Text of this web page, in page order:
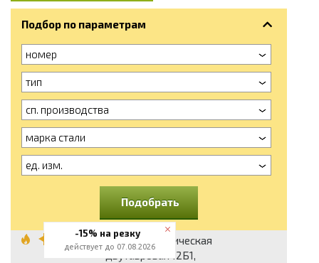
Подбор по параметрам
номер
тип
сп. производства
марка стали
ед. изм.
Подобрать
Балка металлическая
двутавровая 12Б1,
-15% на резку
действует до 07.08.2026